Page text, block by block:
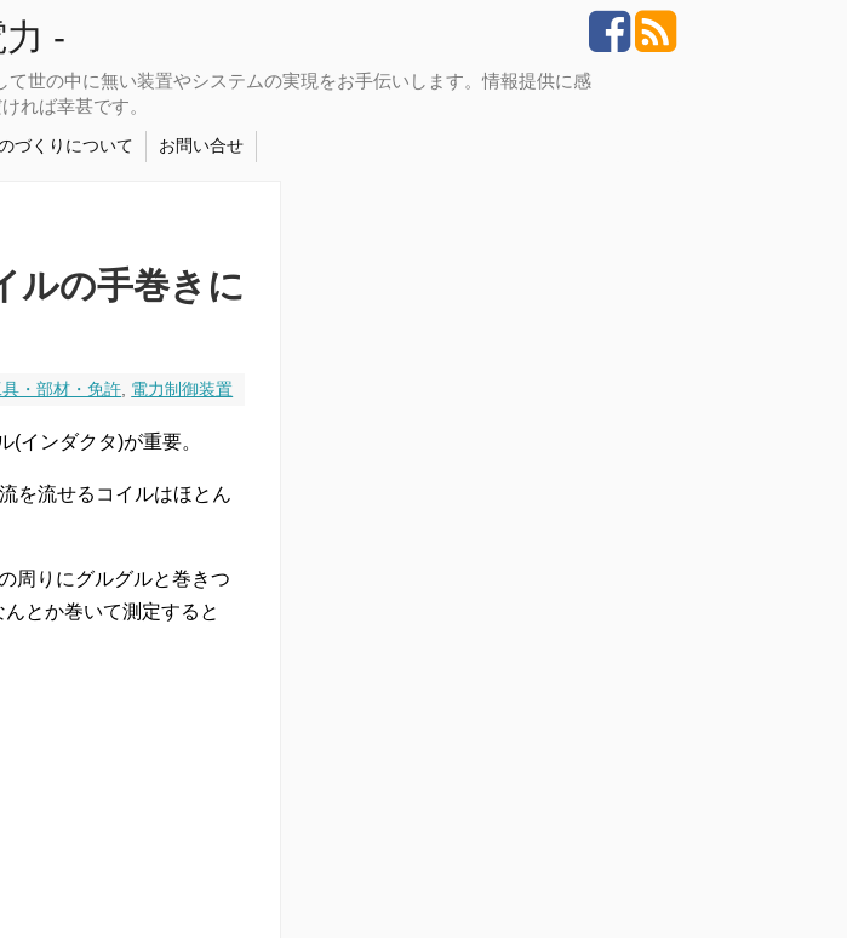
-
世の中に無い装置やシステムの実現をお手伝いします。情報提供に感
れば幸甚です。
づくりについて お問い合せ
ルの手巻きに
・部材・免許, 電力制御装置
インダクタ)が重要。
を流せるコイルはほとん
周りにグルグルと巻きつ
とか巻いて測定すると